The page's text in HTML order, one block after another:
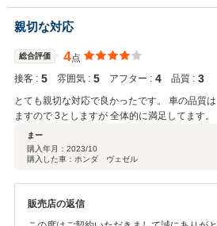
足頂ける対応を心がけていきます。どうぞ
親切な対応
総合評価 4点
接客 : 5 雰囲気 : 5 アフター : 4 品質 : 3
とても親切な対応で良かったです。 車の品質
ますので 3としますが 全体的に満足してます。
まー
購入年月： 2023/10
購入した車：ホンダ ヴェゼル
販売店の返信